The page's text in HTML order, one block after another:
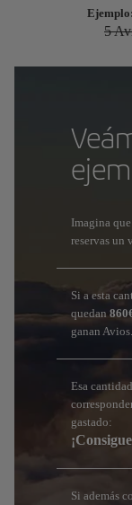
5
Imagina
reservas un
Si a esta
quedan
ganan Avios.
Esa
gastado:
Si además